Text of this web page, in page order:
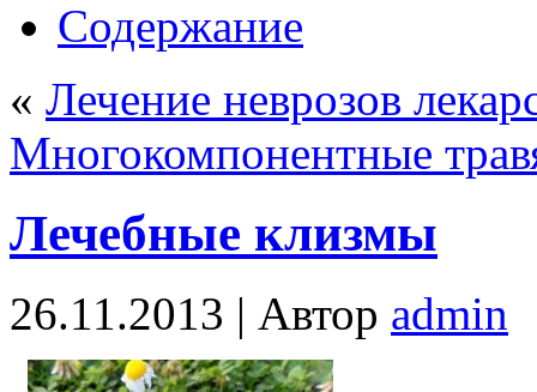
Содержание
« Лечение неврозов
Многокомпонентные
Лечебные клизмы
26.11.2013 | Автор admin